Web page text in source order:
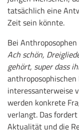
tatsächlich eine
Zeit sein könnte.
Bei
Ach schön,
gehört, super dass
interessanterweise
werden konkrete
verlangt. Das
Aktualität und die